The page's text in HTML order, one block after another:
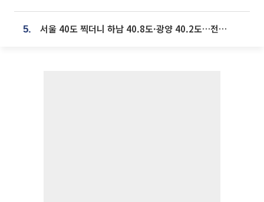
5. 서울 40도 찍더니 하남 40.8도·광양 40.2도…전국 '펄펄'